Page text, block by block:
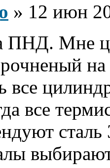
» 12 июн
ПНД. Мне
все
все